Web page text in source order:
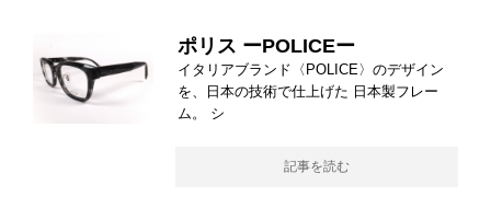
ポリス ーPOLICEー
イタリアブランド〈POLICE〉のデザイン
を、日本の技術で仕上げた 日本製フレー
ム。 シ
記事を読む